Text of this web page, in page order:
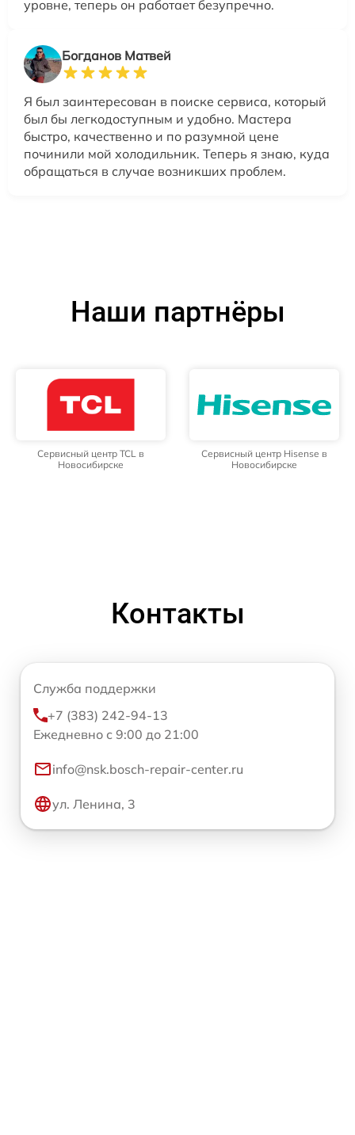
уровне, теперь он работает безупречно.
Богданов Матвей
Я был заинтересован в поиске сервиса, который
был бы легкодоступным и удобно. Мастера
быстро, качественно и по разумной цене
починили мой холодильник. Теперь я знаю, куда
обращаться в случае возникших проблем.
Наши партнёры
Сервисный центр TCL в
Новосибирске
Сервисный центр Hisense в
Новосибирске
Контакты
Служба поддержки
+7 (383) 242-94-13
Ежедневно с 9:00 до 21:00
info@nsk.bosch-repair-center.ru
ул. Ленина, 3